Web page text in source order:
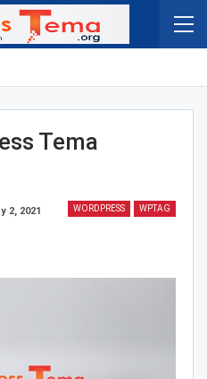
Tema
WORDPRESS WPTAG
2, 2021